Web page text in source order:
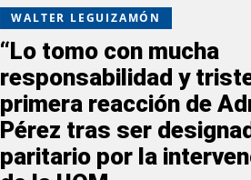
WALTER LEGUIZAMÓN
“Lo tomo con mucha
responsabilidad y
primera reacción de
Pérez tras ser
paritario por la